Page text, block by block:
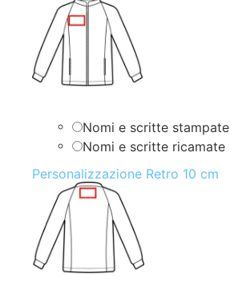
Nomi e scritte stampate
Nomi e scritte ricamate
Personalizzazione Retro 10 cm